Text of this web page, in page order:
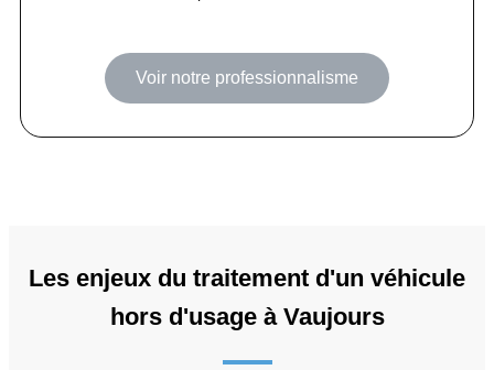
Voir notre professionnalisme
Les enjeux du traitement d'un véhicule
hors d'usage à Vaujours